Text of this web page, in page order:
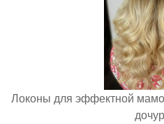
Локоны для эффектной